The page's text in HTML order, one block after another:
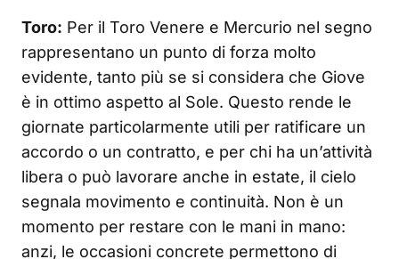
Toro: Per il Toro Venere e Mercurio nel segno
rappresentano un punto di forza molto
evidente, tanto più se si considera che Giove
è in ottimo aspetto al Sole. Questo rende le
giornate particolarmente utili per ratificare un
accordo o un contratto, e per chi ha un’attività
libera o può lavorare anche in estate, il cielo
segnala movimento e continuità. Non è un
momento per restare con le mani in mano:
anzi, le occasioni concrete permettono di